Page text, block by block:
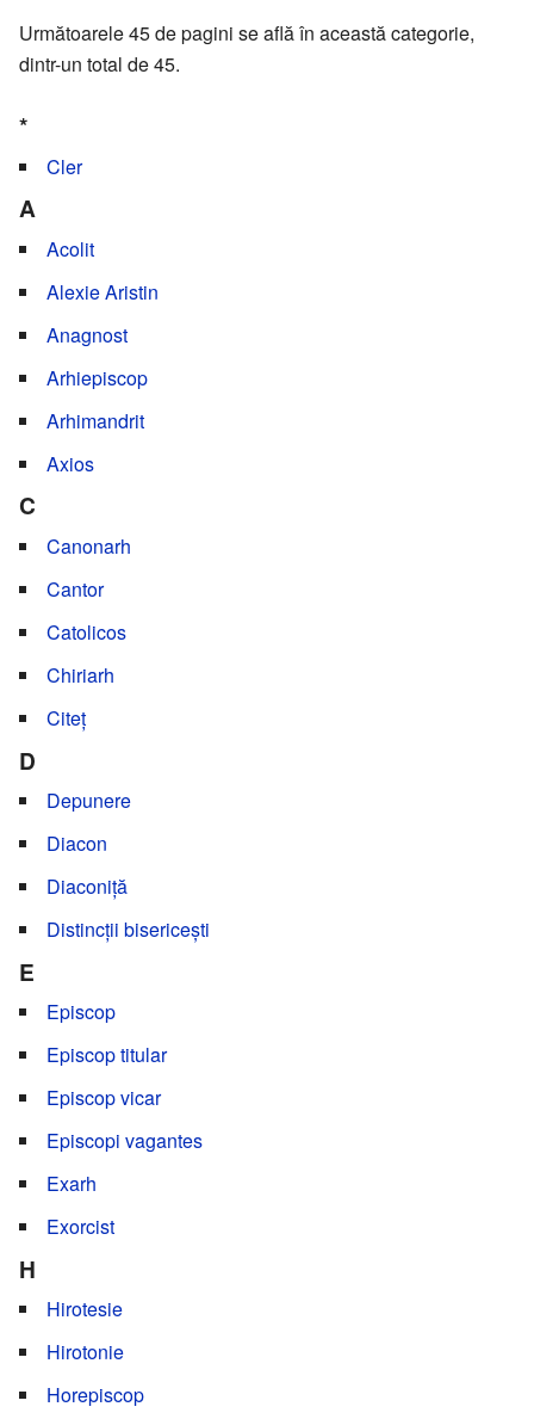
Următoarele 45 de pagini se află în această categorie,
dintr-un total de 45.
*
Cler
A
Acolit
Alexie Aristin
Anagnost
Arhiepiscop
Arhimandrit
Axios
C
Canonarh
Cantor
Catolicos
Chiriarh
Citeț
D
Depunere
Diacon
Diaconiță
Distincții bisericești
E
Episcop
Episcop titular
Episcop vicar
Episcopi vagantes
Exarh
Exorcist
H
Hirotesie
Hirotonie
Horepiscop